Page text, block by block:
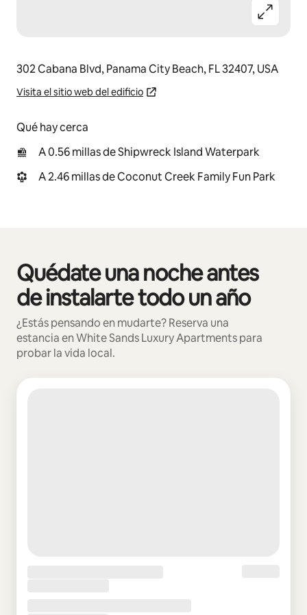
302 Cabana Blvd, Panama City Beach, FL 32407, USA
Visita el sitio web del edificio
Qué hay cerca
A 0.56 millas de Shipwreck Island Waterpark
A 2.46 millas de Coconut Creek Family Fun Park
Quédate una noche antes
de instalarte todo un año
¿Estás pensando en mudarte? Reserva una
estancia en White Sands Luxury Apartments para
probar la vida local.
Mostrando 0 de 0 elementos